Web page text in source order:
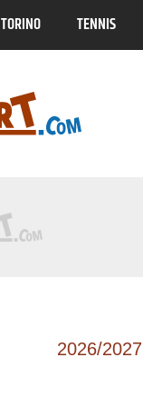
TORINO TENNIS
2026/2027